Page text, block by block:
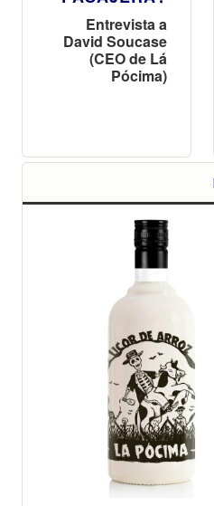
Entrevista a
David Soucase
(CEO de Lá
Pócima)